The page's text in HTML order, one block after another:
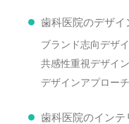
歯科医院のデザイ
ブランド志向デザ
共感性重視デザイ
デザインアプロー
歯科医院のインテ